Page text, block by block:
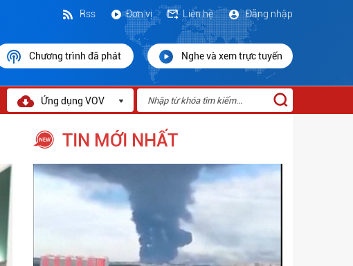
Đăng nhập
Liên hệ
Đơn vị
Rss
Chương trình đã phát Nghe và xem trực tuyến
Ứng dụng VOV
TIN MỚI NHẤT